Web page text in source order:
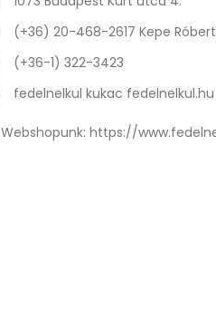
(+36) 20-468-2617 Kepe Róbert
(+36-1) 322-3423
fedelnelkul kukac fedelnelkul.hu
Webshopunk: https://